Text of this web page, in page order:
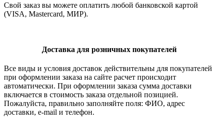
Свой заказ вы можете оплатить любой банковской картой
(VISA, Mastercard, МИР).
Доставка для розничных покупателей
Все виды и условия доставок действительны для покупателей
при оформлении заказа на сайте расчет происходит
автоматически. При оформлении заказа сумма доставки
включается в стоимость заказа отдельной позицией.
Пожалуйста, правильно заполняйте поля: ФИО, адрес
доставки, e-mail и телефон.